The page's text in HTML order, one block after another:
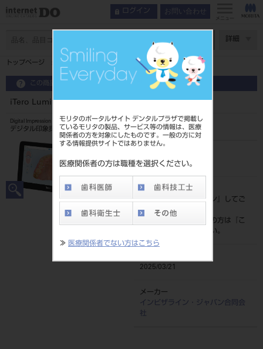
モリタのポータルサイト デンタルプラザで掲載し
ているモリタの製品、サービス等の情報は、医療
関係者の方を対象にしたものです。一般の方に対
する情報提供サイトではありません。
医療関係者の方は職種を選択ください。
≫ 医療関係者でない方はこちら
ログイン お問い合わせ
メニュー
詳細
トップページ iTero Lumina Pro モバイル 補綴・矯正
この商品に関するお問い合わせ
iTero Lumina Pro モバイル 補綴・矯正
Digital Impression Device
デジタル印象採得装置
201500143
標準価格
ログイン
』してご
覧ください。
ネット会員登録がまだの方は『
こ
』より登録ください。
2025/03/21
メーカー
インビザライン・ジャパン合同会
社